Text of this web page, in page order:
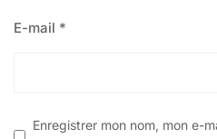
E-mail *
Enregistrer mon nom, mon e-